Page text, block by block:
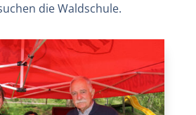
die Waldschule.